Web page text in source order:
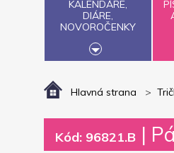
KALENDÁRE,
DIÁRE,
NOVOROČENKY
Hlavná strana
Kód: 96821.B |